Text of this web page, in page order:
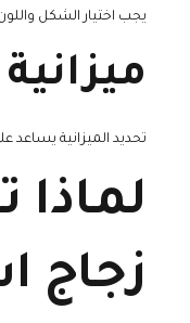
يجب اختيار الشكل
تحديد الميزانية يساعد
لماذا
زجاج